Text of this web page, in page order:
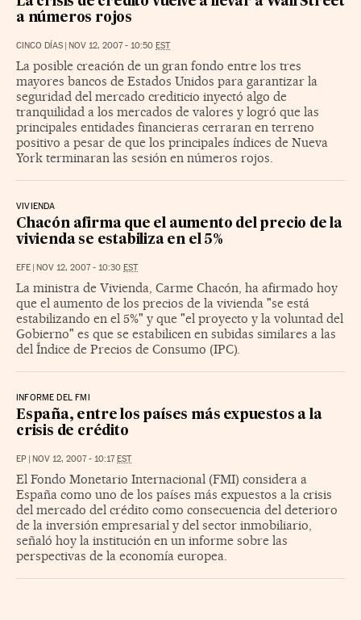
a números rojos
CINCO DÍAS | NOV 12, 2007 - 10:50 EST
La posible creación de un gran fondo entre los tres
mayores bancos de Estados Unidos para garantizar la
seguridad del mercado crediticio inyectó algo de
tranquilidad a los mercados de valores y logró que las
principales entidades financieras cerraran en terreno
positivo a pesar de que los principales índices de Nueva
York terminaran las sesión en números rojos.
VIVIENDA
Chacón afirma que el aumento del precio de la
vivienda se estabiliza en el 5%
EFE | NOV 12, 2007 - 10:30 EST
La ministra de Vivienda, Carme Chacón, ha afirmado hoy
que el aumento de los precios de la vivienda "se está
estabilizando en el 5%" y que "el proyecto y la voluntad del
Gobierno" es que se estabilicen en subidas similares a las
del Índice de Precios de Consumo (IPC).
INFORME DEL FMI
España, entre los países más expuestos a la
crisis de crédito
EP | NOV 12, 2007 - 10:17EST
El Fondo Monetario Internacional (FMI) considera a
España como uno de los países más expuestos a la crisis
del mercado del crédito como consecuencia del deterioro
de la inversión empresarial y del sector inmobiliario,
señaló hoy la institución en un informe sobre las
perspectivas de la economía europea.